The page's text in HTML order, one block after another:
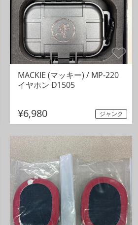
MACKIE (マッキー) / MP-220
イヤホン D1505
¥6,980 ジャンク